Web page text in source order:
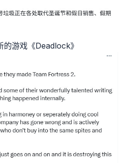
的游戏《Deadlock》